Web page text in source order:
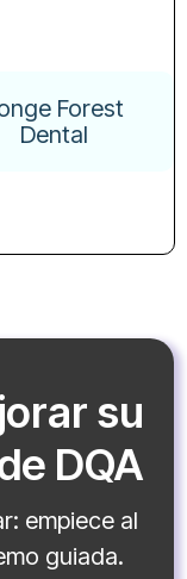
Forest
Dental
su
DQA
empiece al
guiada.